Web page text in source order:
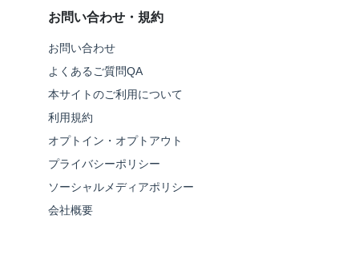
お問い合わせ・規約
お問い合わせ
よくあるご質問QA
本サイトのご利用について
利用規約
オプトイン・オプトアウト
プライバシーポリシー
ソーシャルメディアポリシー
会社概要